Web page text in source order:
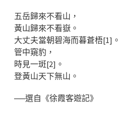
五岳歸來不看山，
黃山歸來不看嶽。
大丈夫當朝碧海而暮蒼梧[1]。
管中窺豹，
時見一斑[2]。
登黃山天下無山。
──選自《徐霞客遊記》